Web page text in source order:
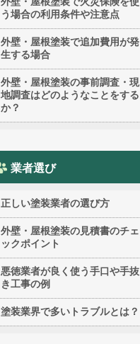
う場合の利用条件や注意点
外壁・屋根塗装で追加費用が発
生する場合
外壁・屋根塗装の事前調査・現
地調査はどのようなことをする
か？
業者選び
正しい塗装業者の選び方
外壁・屋根塗装の見積書のチェ
ックポイント
悪徳業者が良く使う手口や手抜
き工事の例
塗装業界で多いトラブルとは？